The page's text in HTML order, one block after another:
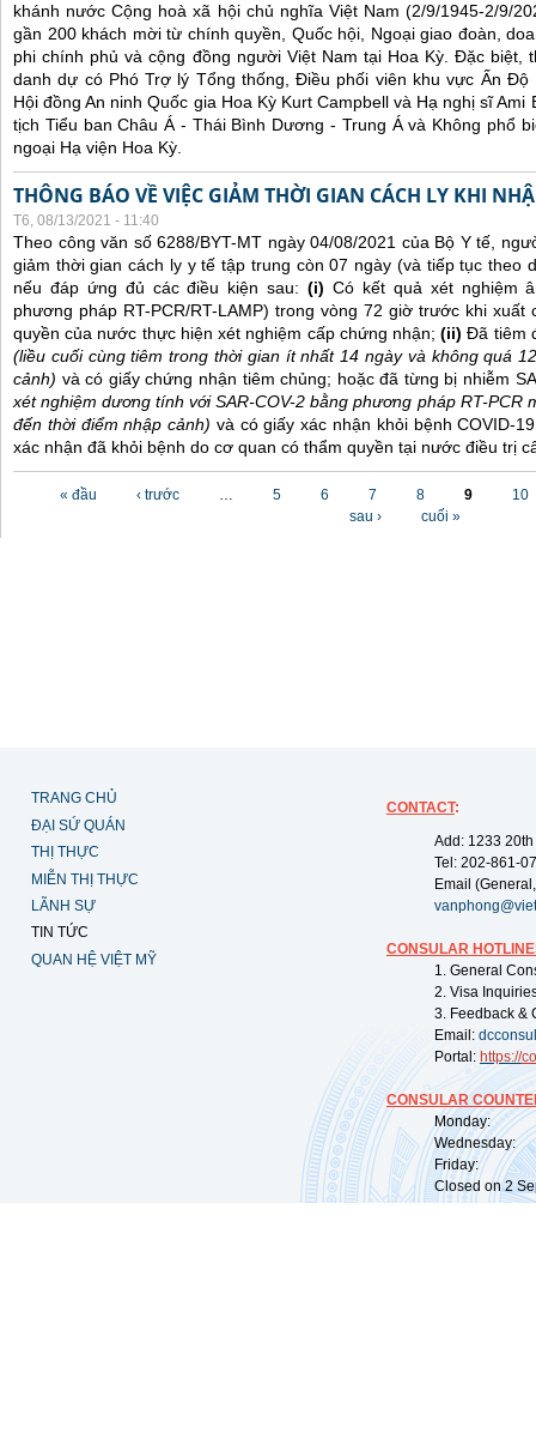
khánh nước Cộng hoà xã hội chủ nghĩa Việt Nam (2/9/1945-2/9/
gần 200 khách mời từ chính quyền, Quốc hội, Ngoại giao đoàn,
phi chính phủ và cộng đồng người Việt Nam tại Hoa Kỳ. Đặc biệt,
danh dự có Phó Trợ lý Tổng thống, Điều phối viên khu vực Ấn
Hội đồng An ninh Quốc gia Hoa Kỳ Kurt Campbell và Hạ nghị sĩ
tịch Tiểu ban Châu Á - Thái Bình Dương - Trung Á và Không phổ
ngoại Hạ viện Hoa Kỳ.
THÔNG BÁO VỀ VIỆC GIẢM THỜI GIAN CÁCH LY KHI
T6, 08/13/2021 - 11:40
Theo công văn số 6288/BYT-MT ngày 04/08/2021 của Bộ Y tế,
giảm thời gian cách ly y tế tập trung còn 07 ngày (và tiếp tục theo
nếu đáp ứng đủ các điều kiện sau: (i) Có kết quả xét nghiệm
phương pháp RT-PCR/RT-LAMP) trong vòng 72 giờ trước khi
quyền của nước thực hiện xét nghiệm cấp chứng nhận;(ii)Đã tiêm
(liều cuối cùng tiêm trong thời gian ít nhất 14 ngày và không quá
cảnh) và có giấy chứng nhận tiêm chủng; hoặc đã từng bị nhiễm
xét nghiệm dương tính với SAR-COV-2 bằng phương pháp RT-PCR
đến thời điểm nhập cảnh) và có giấy xác nhận khỏi bệnh COVID-
xác nhận đã khỏi bệnh do cơ quan có thẩm quyền tại nước điều trị
« đầu ‹ trước … 5 6 7 8 9
10
sau ›
cuối »
TRANG CHỦ
ĐẠI SỨ QUÁN
THỊ THỰC
MIỄN THỊ THỰC
LÃNH SỰ
TIN TỨC
QUAN HỆ VIỆT MỸ
CONTACT:
Add: 1233
Tel: 202-861-
Email
CONSULAR
1. General
2. Visa
3. Feedback &
Email:
Portal: https://
CONSULAR
Monday:
Wednesday:
Friday:
Closed on 2